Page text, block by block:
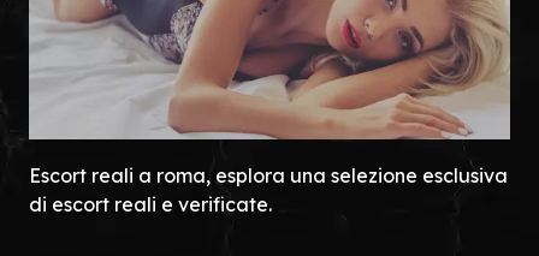
Escort reali a roma, esplora una selezione esclusiva
di escort reali e verificate.